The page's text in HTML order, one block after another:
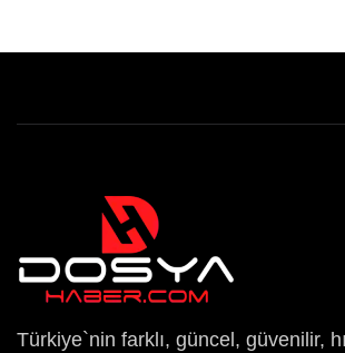
Türkiye`nin farklı, güncel, güvenilir,